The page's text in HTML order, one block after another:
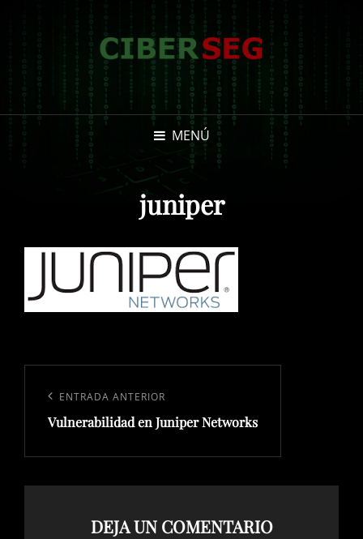
MENÚ
juniper
entradas
Entrada
anterior:
ENTRADA ANTERIOR
Vulnerabilidad en Juniper Networks
DEJA UN COMENTARIO